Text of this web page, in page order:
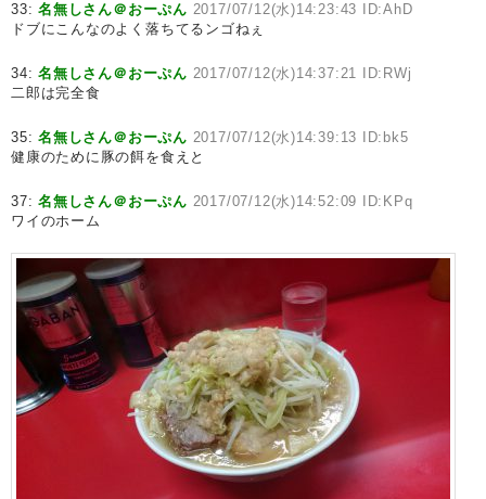
33:名無しさん＠おーぷん 2017/07/12(水)14:23:43 ID:AhD
ドブにこんなのよく落ちてるンゴねぇ
34:名無しさん＠おーぷん 2017/07/12(水)14:37:21 ID:RWj
二郎は完全食
35:名無しさん＠おーぷん 2017/07/12(水)14:39:13 ID:bk5
健康のために豚の餌を食えと
37:名無しさん＠おーぷん 2017/07/12(水)14:52:09 ID:KPq
ワイのホーム